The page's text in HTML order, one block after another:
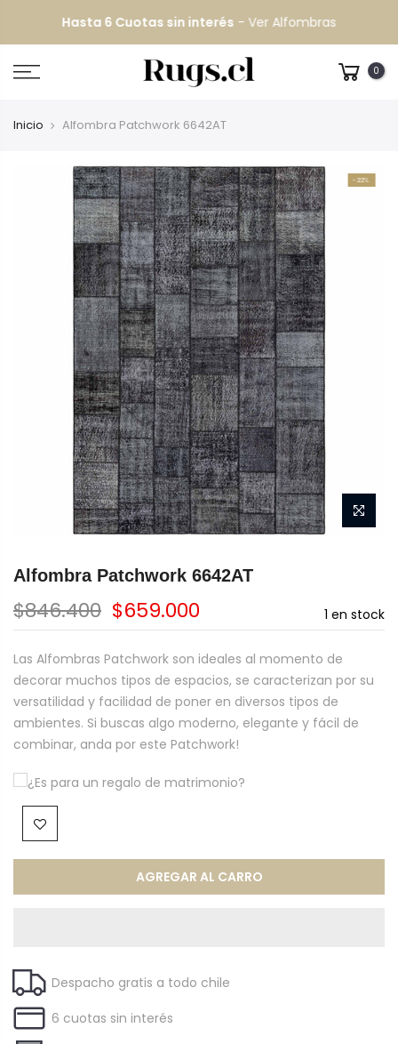
Hasta 6 Cuotas sin interés -Ver Alfombras
0
Inicio Alfombra Patchwork 6642AT
-22%
Alfombra Patchwork 6642AT
1 en stock
$846.400 $659.000
Las Alfombras Patchwork son ideales al momento de
decorar muchos tipos de espacios, se caracterizan por su
versatilidad y facilidad de poner en diversos tipos de
ambientes. Si buscas algo moderno, elegante y fácil de
combinar, anda por este Patchwork!
¿Es para un regalo de matrimonio?
AGREGAR AL CARRO
Despacho gratis a todo chile
6 cuotas sin interés